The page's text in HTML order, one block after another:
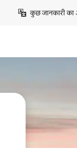
कुछ जानकारी का